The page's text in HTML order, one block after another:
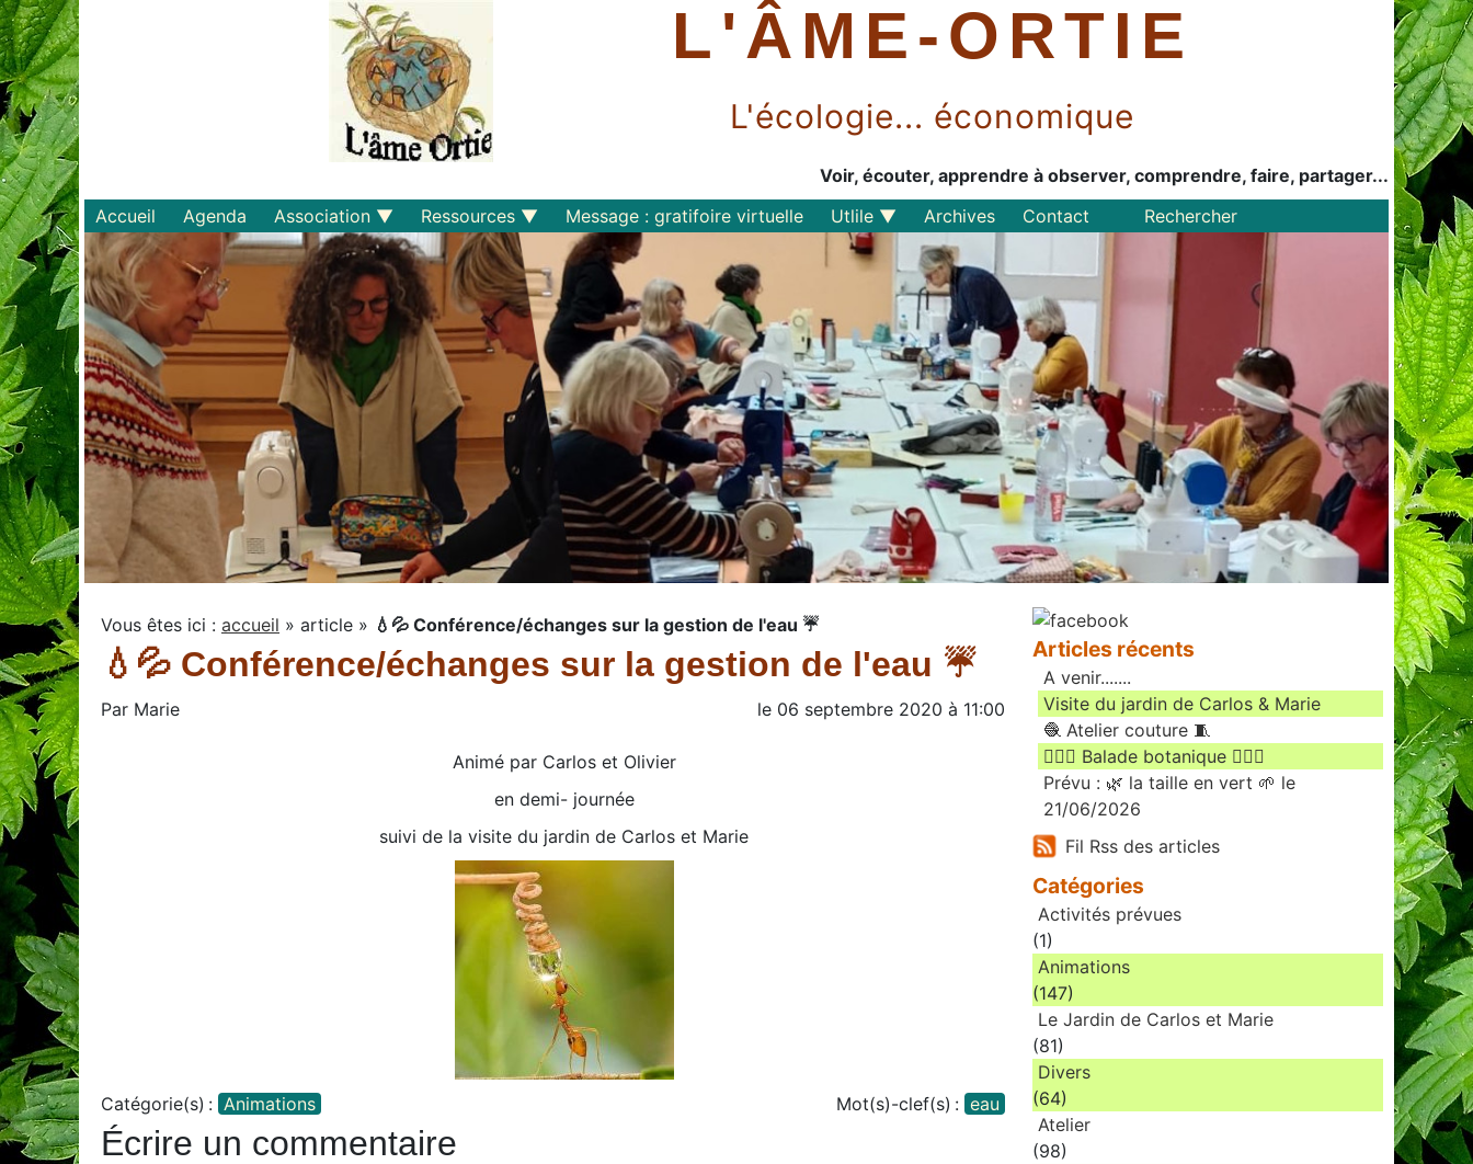
L'ÂME-ORTIE
L'écologie... économique
Voir, écouter, apprendre à observer, comprendre, faire, partager...
Accueil
Agenda
Association
Qui sommes-nous ?
Statuts et règlements
Adhérer
Documents
Plaquette
Bulletin d'adhésion
Ressources
Savoirs
Matériel
Livres
Recettes
Projets
Message : gratifoire virtuelle
Utlile
Outils libres
Perspective
Archives Contact Rechercher
Vous êtes ici : accueil » article » 💧💦 Conférence/échanges sur la gestion de l'eau ☔️
💧💦 Conférence/échanges sur la gestion de l'eau ☔️
Par Marie le 06 septembre 2020 à 11:00
Animé par Carlos et Olivier
en demi- journée
suivi de la visite du jardin de Carlos et Marie
Catégorie(s) : Animations Mot(s)-clef(s) : eau
Écrire un commentaire
Articles récents
A venir.......
Visite du jardin de Carlos & Marie
🧶 Atelier couture 🧵
🚶🏻‍♀️ Balade botanique 🚶🏻‍♂️
Prévu : 🌿 la taille en vert 🌱 le
21/06/2026
Fil Rss des articles
Catégories
Activités prévues
(1)
Animations
(147)
Le Jardin de Carlos et Marie
(81)
Divers
(64)
Atelier
(98)